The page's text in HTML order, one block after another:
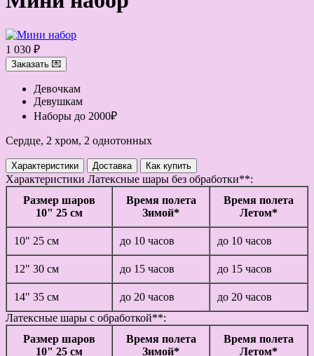
1 030 ₽
Заказать 💌
Девочкам
Девушкам
Наборы до 2000₽
Сердце, 2 хром, 2 однотонных
Характеристики Доставка Как купить
Характеристики Латексные шары без обработки**:
Размер шаров
10" 25 см
Время полета
Зимой*
Время полета
Летом*
10" 25 см до 10 часов до 10 часов
12" 30 см до 15 часов до 15 часов
14" 35 см до 20 часов
до 20 часов
Латексные шары с обработкой**:
Размер шаров
10" 25 см
Время полета
Зимой*
Время полета
Летом*